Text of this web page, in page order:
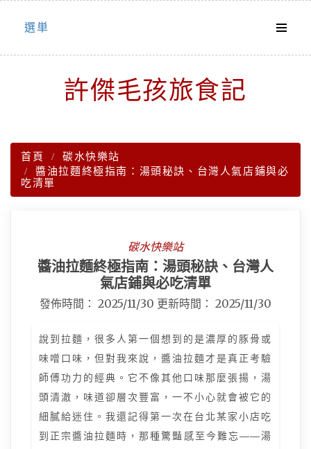
Skip
選単
許傑毛孩旅食記
首頁
碳水快樂站
醬油拉麵終極指南：湯頭秘訣、台灣人氣店鋪與必
吃清單
碳水快樂站
醬油拉麵終極指南：湯頭秘訣、台灣人
氣店鋪與必吃清單
發佈時間： 2025/11/30 更新時間： 2025/11/30
說到拉麵，很多人第一個想到的是濃厚的豚骨或
味噌口味，但對我來說，醬油拉麵才是真正考驗
師傅功力的經典。它不像其他口味那麼張揚，湯
頭清澈，味道卻層次豐富，一不小心就會被它的
細膩給迷住。我還記得第一次在台北某家小店吃
到正宗醬油拉麵時，那種驚豔感至今難忘——湯